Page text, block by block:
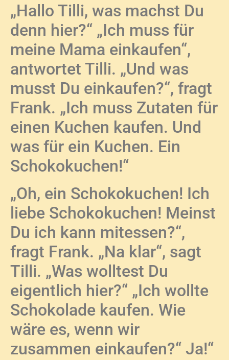
„Hallo Tilli, was machst Du
denn hier?“ „Ich muss für
meine Mama einkaufen“,
antwortet Tilli. „Und was
musst Du einkaufen?“, fragt
Frank. „Ich muss Zutaten für
einen Kuchen kaufen. Und
was für ein Kuchen. Ein
Schokokuchen!“
„Oh, ein Schokokuchen! Ich
liebe Schokokuchen! Meinst
Du ich kann mitessen?“,
fragt Frank. „Na klar“, sagt
Tilli. „Was wolltest Du
eigentlich hier?“ „Ich wollte
Schokolade kaufen. Wie
wäre es, wenn wir
zusammen einkaufen?“ Ja!“